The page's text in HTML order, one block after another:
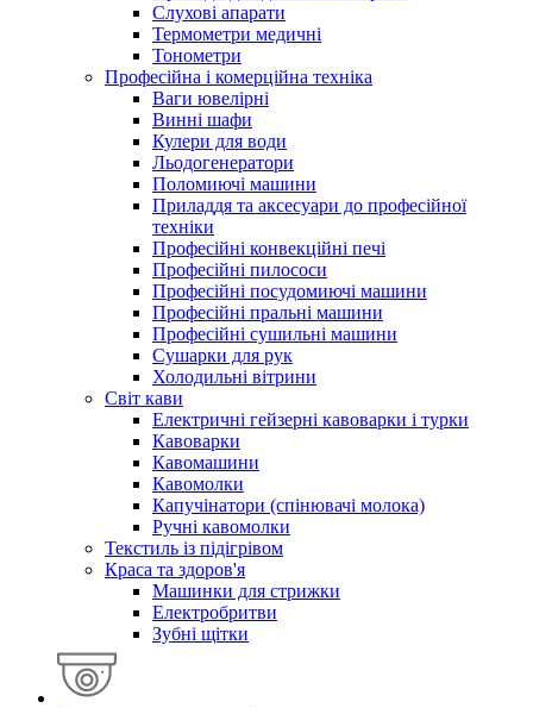
Слухові апарати
Термометри медичні
Тонометри
Професійна і комерційна техніка
Ваги ювелірні
Винні шафи
Кулери для води
Льодогенератори
Поломиючі машини
Приладдя та аксесуари до професійної
техніки
Професійні конвекційні печі
Професійні пилососи
Професійні посудомиючі машини
Професійні пральні машини
Професійні сушильні машини
Сушарки для рук
Холодильні вітрини
Світ кави
Електричні гейзерні кавоварки і турки
Кавоварки
Кавомашини
Кавомолки
Капучінатори (спінювачі молока)
Ручні кавомолки
Текстиль із підігрівом
Краса та здоров'я
Машинки для стрижки
Електробритви
Зубні щітки